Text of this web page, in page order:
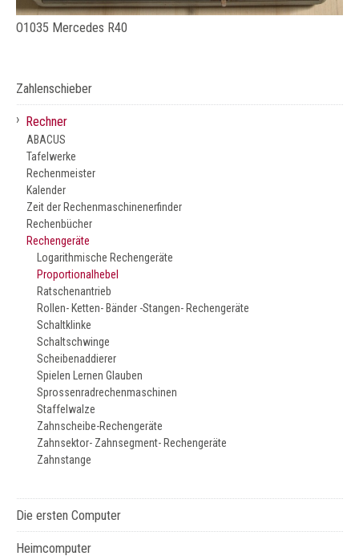
O1035 Mercedes R40
Zahlenschieber
› Rechner
ABACUS
Tafelwerke
Rechenmeister
Kalender
Zeit der Rechenmaschinenerfinder
Rechenbücher
Rechengeräte
Logarithmische Rechengeräte
Proportionalhebel
Ratschenantrieb
Rollen- Ketten- Bänder -Stangen- Rechengeräte
Schaltklinke
Schaltschwinge
Scheibenaddierer
Spielen Lernen Glauben
Sprossenradrechenmaschinen
Staffelwalze
Zahnscheibe-Rechengeräte
Zahnsektor- Zahnsegment- Rechengeräte
Zahnstange
Die ersten Computer
Heimcomputer